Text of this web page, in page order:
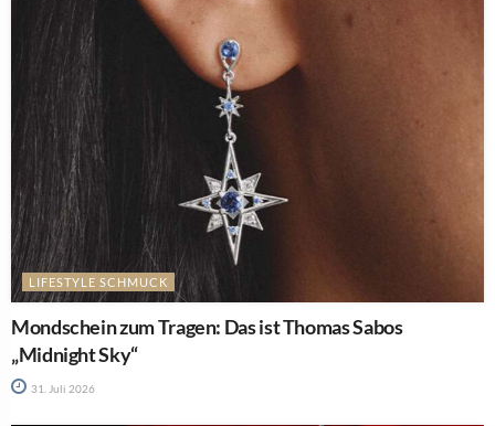
LIFESTYLE SCHMUCK
Mondschein zum Tragen: Das ist Thomas Sabos
„Midnight Sky“
31. Juli 2026